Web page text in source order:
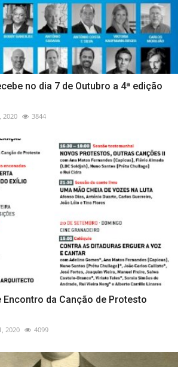
no dia 7 de Outubro a 4ª edição
2020 3844
Encontro da Canção de Protesto
2020 4099